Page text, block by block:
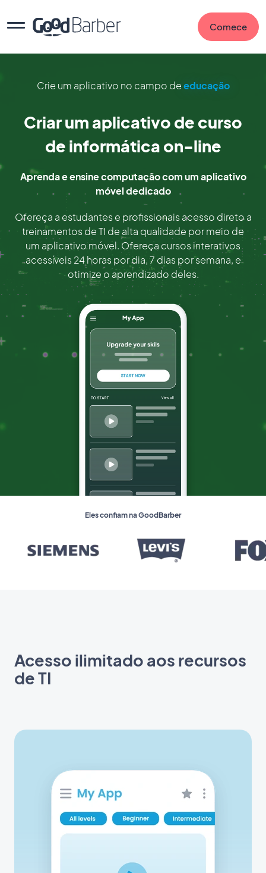
Comece
Crie um aplicativo no campo deeducação
Criar um aplicativo de curso
de informática on-line
Aprenda e ensine computação com um aplicativo
móvel dedicado
Ofereça a estudantes e profissionais acesso direto a
treinamentos de TI de alta qualidade por meio de
um aplicativo móvel. Ofereça cursos interativos
acessíveis 24 horas por dia, 7 dias por semana, e
otimize o aprendizado deles.
Eles confiam na GoodBarber
Acesso ilimitado aos recursos
de TI